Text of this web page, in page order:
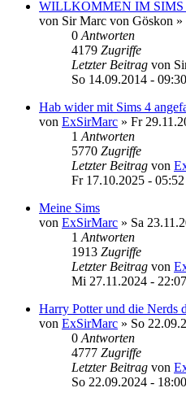
WILLKOMMEN IM SIMS
von Sir Marc von Göskon »
0 Antworten
4179 Zugriffe
Letzter Beitrag von
So 14.09.2014 - 09:30
Hab wider mit Sims 4
von ExSirMarc » Fr
1 Antworten
5770 Zugriffe
Letzter Beitrag von
Fr 17.10.2025 - 05:52
Meine Sims
von ExSirMarc » Sa
1 Antworten
1913 Zugriffe
Letzter Beitrag von
Mi 27.11.2024 - 22:07
Harry Potter und die Nerds
von ExSirMarc » So
0 Antworten
4777 Zugriffe
Letzter Beitrag von
So 22.09.2024 - 18:00